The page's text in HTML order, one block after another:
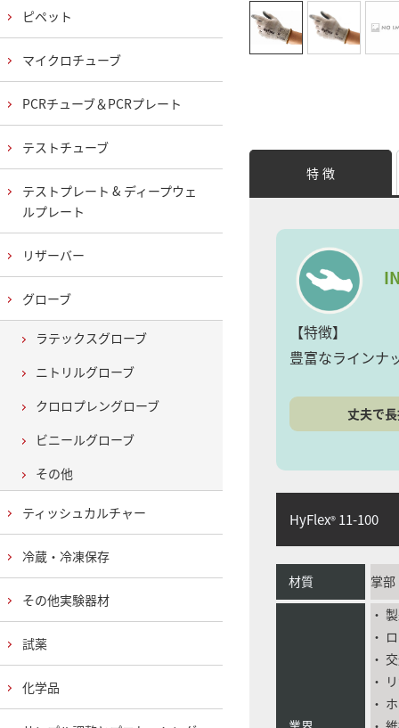
特 徴
【特徴】
豊富なラインナ
丈夫で
HyFlex® 11-100
材質 掌
・
・
・
・
・
ピペット
マイクロチューブ
PCRチューブ＆PCRプレート
テストチューブ
テストプレート & ディープウェ
ルプレート
リザーバー
グローブ
ラテックスグローブ
ニトリルグローブ
クロロプレングローブ
ビニールグローブ
その他
ティッシュカルチャー
冷蔵・冷凍保存
その他実験器材
試薬
化学品